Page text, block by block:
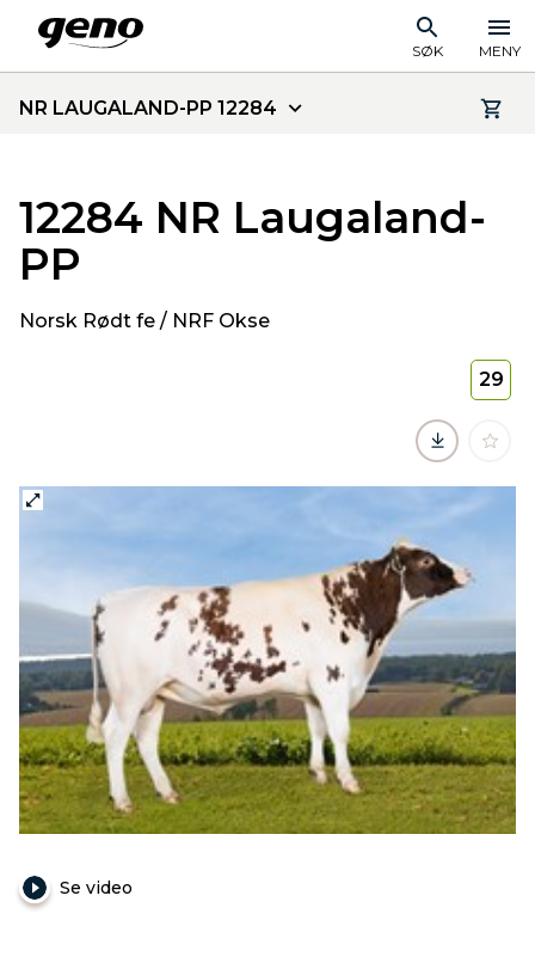
SØK MENY
NR LAUGALAND-PP 12284
12284 NR Laugaland-
PP
Norsk Rødt fe / NRF Okse
29
Se video